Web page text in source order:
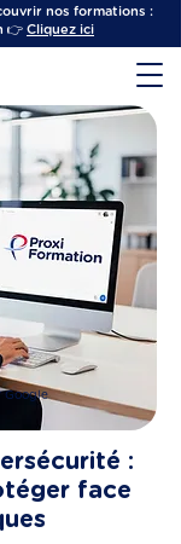
nos formations :
👉 Cliquez ici
Google
:
face